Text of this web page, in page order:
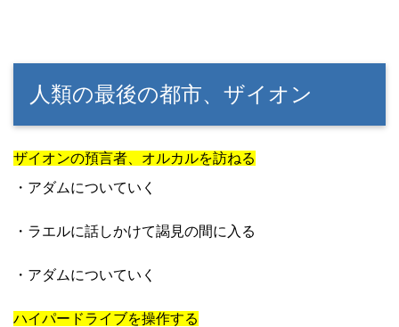
人類の最後の都市、ザイオン
ザイオンの預言者、オルカルを訪ねる
・アダムについていく
・ラエルに話しかけて謁見の間に入る
・アダムについていく
ハイパードライブを操作する